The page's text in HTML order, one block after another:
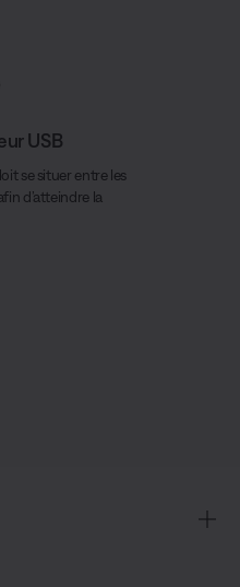
USB
se situer entre les
d’atteindre la